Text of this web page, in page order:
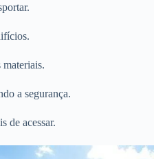
materiais.
a segurança.
de acessar.